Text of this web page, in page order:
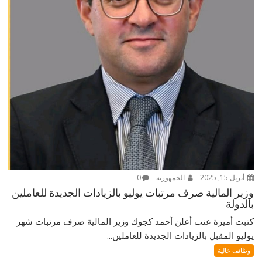
أبريل 15, 2025 الجمهورية 0
وزير المالية صرف مرتبات يوليو بالزيادات الجديدة للعاملين
بالدولة
كتبت أميرة عنب أعلن أحمد كجوك وزير المالية صرف مرتبات شهر
يوليو المقبل بالزيادات الجديدة للعاملين...
وظائف خالية